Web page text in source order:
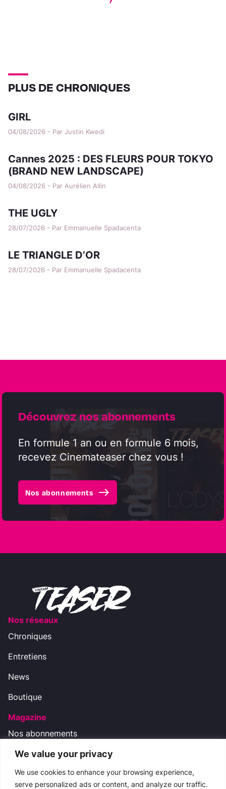
We value your privacy
We use cookies to enhance your browsing experience,
serve personalized ads or content, and analyze our traffic.
PLUS DE CHRONIQUES
GIRL
04/08/2026 - Par Justin Kwedi
Cannes 2025 : DES FLEURS POUR TOKYO
(BRAND NEW LANDSCAPE)
04/08/2026 - Par Aurélien Allin
THE UGLY
28/07/2026 - Par Emmanuelle Spadacenta
LE TRIANGLE D’OR
28/07/2026 - Par Emmanuelle Spadacenta
Découvrez nos abonnements
En formule 1 an ou en formule 6 mois,
recevez Cinemateaser chez vous !
Nos abonnements east
Nos réseaux
Chroniques
Entretiens
News
Boutique
Magazine
Nos abonnements
Nos réseaux